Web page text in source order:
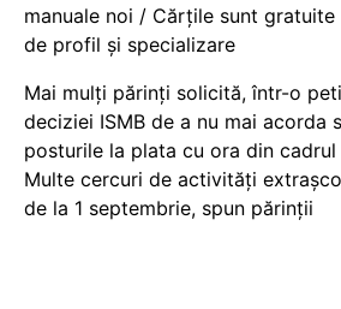
manuale noi / Cărțile sunt
de profil și specializare
Mai mulți părinți solicită, într-o
deciziei ISMB de a nu mai acorda
posturile la plata cu ora din
Multe cercuri de activități
de la 1 septembrie, spun părinții